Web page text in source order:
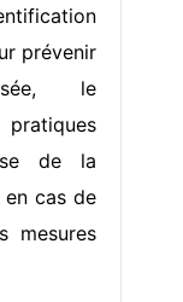
prévenir
le
de la
en cas de
mesures